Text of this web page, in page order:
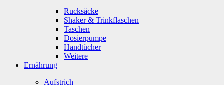
Rucksäcke
Shaker & Trinkflaschen
Taschen
Dosierpumpe
Handtücher
Weitere
Ernährung
Aufstrich